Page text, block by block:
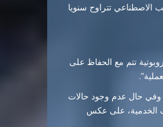
الاصطناعي تتراوح سنويا
تتم مع الحفاظ على
وفي حال عدم وجود حالات
يوم واحد في العناية المركزة و4 أيام في الغرف الخدمية، على عكس